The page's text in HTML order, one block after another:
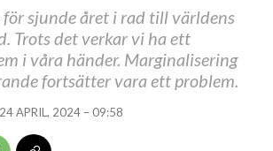
sjunde året i rad till världens
Trots det verkar vi ha ett
i våra händer. Marginalisering
fortsätter vara ett problem.
24 APRIL, 2024 – 09:58